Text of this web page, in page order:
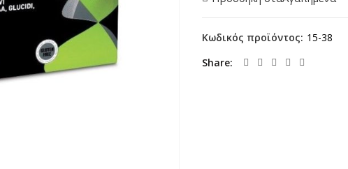
Κωδικός προϊόντος: 15-38
Share